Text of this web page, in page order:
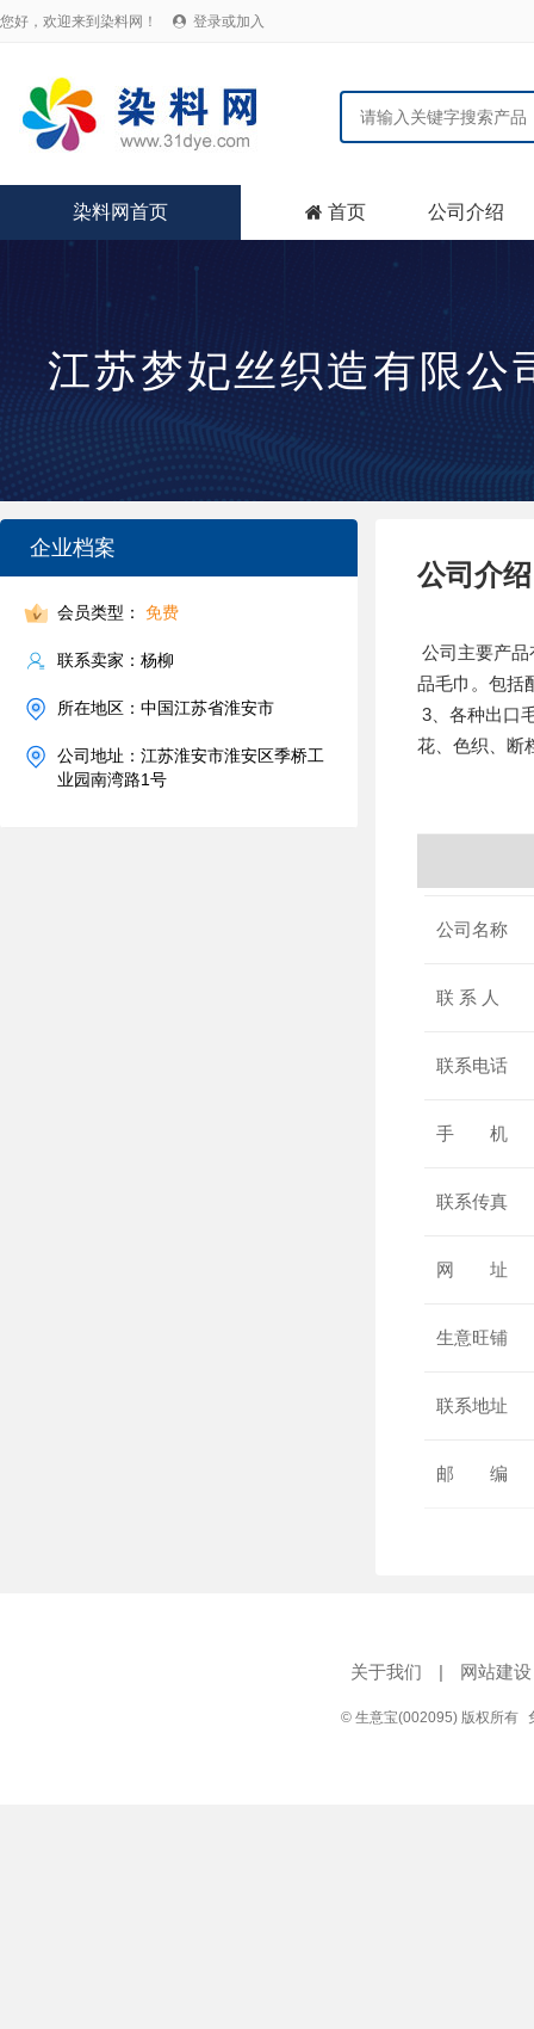
您好，欢迎来到染料网！  登录或加入
染料网首页  首页 公司介绍
江苏梦妃丝织造有限公
企业档案
会员类型： 免费
联系卖家：杨柳
所在地区：中国江苏省淮安市
公司地址：江苏淮安市淮安区季桥工
业园南湾路1号
公司介绍
公司主要产
品毛巾。包括
3、各种出口
花、色织、断
公司名称
联 系 人
联系电话
手 机
联系传真
网 址
生意旺铺
联系地址
邮 编
关于我们 | 网站建设
© 生意宝(002095) 版权所有